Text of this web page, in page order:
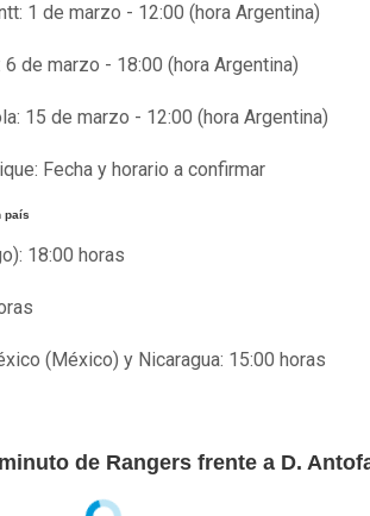
1 de marzo - 12:00 (hora Argentina)
6 de marzo - 18:00 (hora Argentina)
15 de marzo - 12:00 (hora Argentina)
Fecha y horario a confirmar
país
18:00 horas
(México) y Nicaragua: 15:00 horas
de Rangers frente a D.